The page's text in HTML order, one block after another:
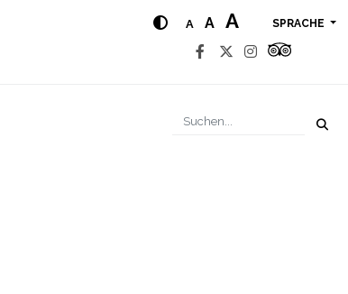
A A A SPRACHE